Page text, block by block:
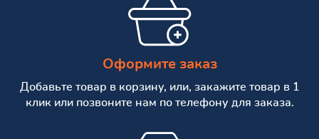
Оформите заказ
Добавьте товар в корзину, или, закажите товар в 1
клик или позвоните нам по телефону для заказа.